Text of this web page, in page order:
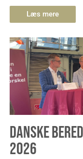
Læs mere
DANSKE
2026